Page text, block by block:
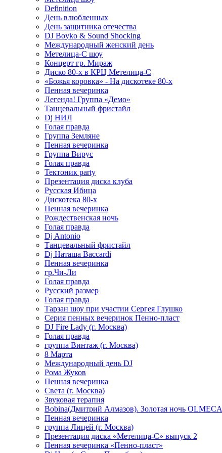
Definition
День влюбленных
День защитника отечества
DJ Boyko & Sound Shocking
Международный женский день
Метелица-С шоу
Концерт гр. Мираж
Диско 80-х в КРЦ Метелица-С
«Божья коровка» - На дискотеке 80-х
Пенная вечеринка
Легенда! Группа «Демо»
Танцевальный фристайл
Dj НИЛ
Голая правда
Группа Земляне
Пенная вечеринка
Группа Вирус
Голая правда
Тектоник party
Презентация диска клуба
Русская Ибица
Дискотека 80-х
Пенная вечеринка
Рождественская ночь
Голая правда
Dj Antonio
Танцевальный фристайл
Dj Наташа Baccardi
Пенная вечеринка
гр.Чи-Ли
Голая правда
Русский размер
Голая правда
Тарзан шоу при участии Сергея Глушко
Серия пенных вечеринок Пенно-пласт
DJ Fire Lady (г. Москва)
Голая правда
группа Винтаж (г. Москва)
8 Марта
Международный день DJ
Рома Жуков
Пенная вечеринка
Света (г. Москва)
Звуковая терапия
Bobina(Дмитрий Алмазов). Золотая ночь OLMECA
Пенная вечеринка
группа Лицей (г. Москва)
Презентация диска «Метелица-С» выпуск 2
Пенная вечеринка «Пенно-пласт»